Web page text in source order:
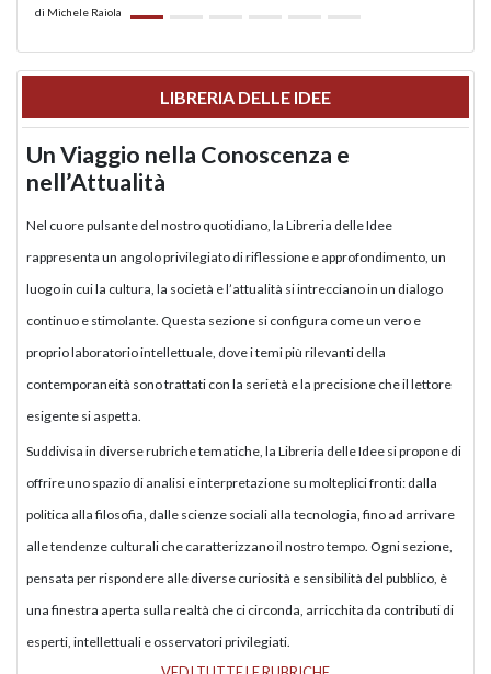
di Michele Raiola
LIBRERIA DELLE IDEE
Un Viaggio nella Conoscenza e
nell’Attualità
Nel cuore pulsante del nostro quotidiano, la Libreria delle Idee
rappresenta un angolo privilegiato di riflessione e approfondimento, un
luogo in cui la cultura, la società e l’attualità si intrecciano in un dialogo
continuo e stimolante. Questa sezione si configura come un vero e
proprio laboratorio intellettuale, dove i temi più rilevanti della
contemporaneità sono trattati con la serietà e la precisione che il lettore
esigente si aspetta.
Suddivisa in diverse rubriche tematiche, la Libreria delle Idee si propone di
offrire uno spazio di analisi e interpretazione su molteplici fronti: dalla
politica alla filosofia, dalle scienze sociali alla tecnologia, fino ad arrivare
alle tendenze culturali che caratterizzano il nostro tempo. Ogni sezione,
pensata per rispondere alle diverse curiosità e sensibilità del pubblico, è
una finestra aperta sulla realtà che ci circonda, arricchita da contributi di
esperti, intellettuali e osservatori privilegiati.